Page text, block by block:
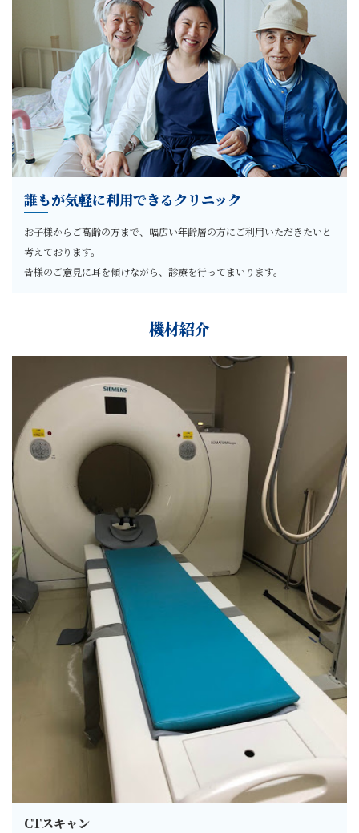
誰もが気軽に利用できるクリニック
お子様からご高齢の方まで、幅広い年齢層の方にご利用いただきたいと
考えております。
皆様のご意見に耳を傾けながら、診療を行ってまいります。
機材紹介
CTスキャン